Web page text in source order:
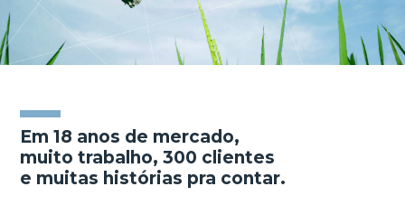
Em 18 anos de mercado,
muito trabalho, 300 clientes
e muitas histórias pra contar.